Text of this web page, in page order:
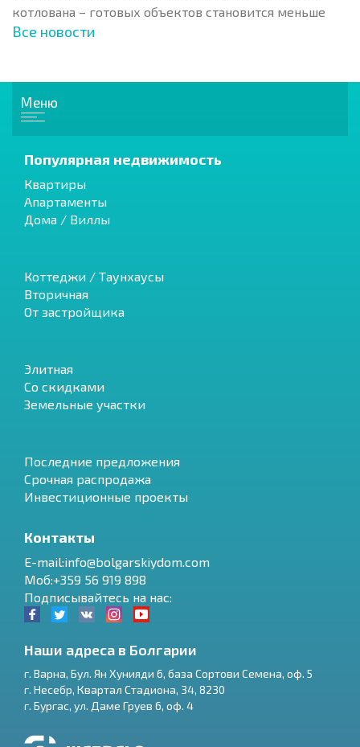
котлована – готовых объектов становится меньше
Все новости
Меню
Популярная недвижимость
Квартиры
Апартаменты
Дома / Виллы
Коттеджи / Таунхаусы
Вторичная
От застройщика
Элитная
Со скидками
Земельные участки
Последние предложения
Срочная распродажа
Инвестиционные проекты
Контакты
E-mail:info@bolgarskiydom.com
Моб:+359 56 919 898
Подписывайтесь на нас:
Наши адреса в Болгарии
г. Варна, Бул. Ян Хунияди 6, база Сортови Семена, оф. 5
г. Несебр, Квартал Стадиона, 34, 8230
г. Бургас, ул. Даме Груев 6, оф. 4